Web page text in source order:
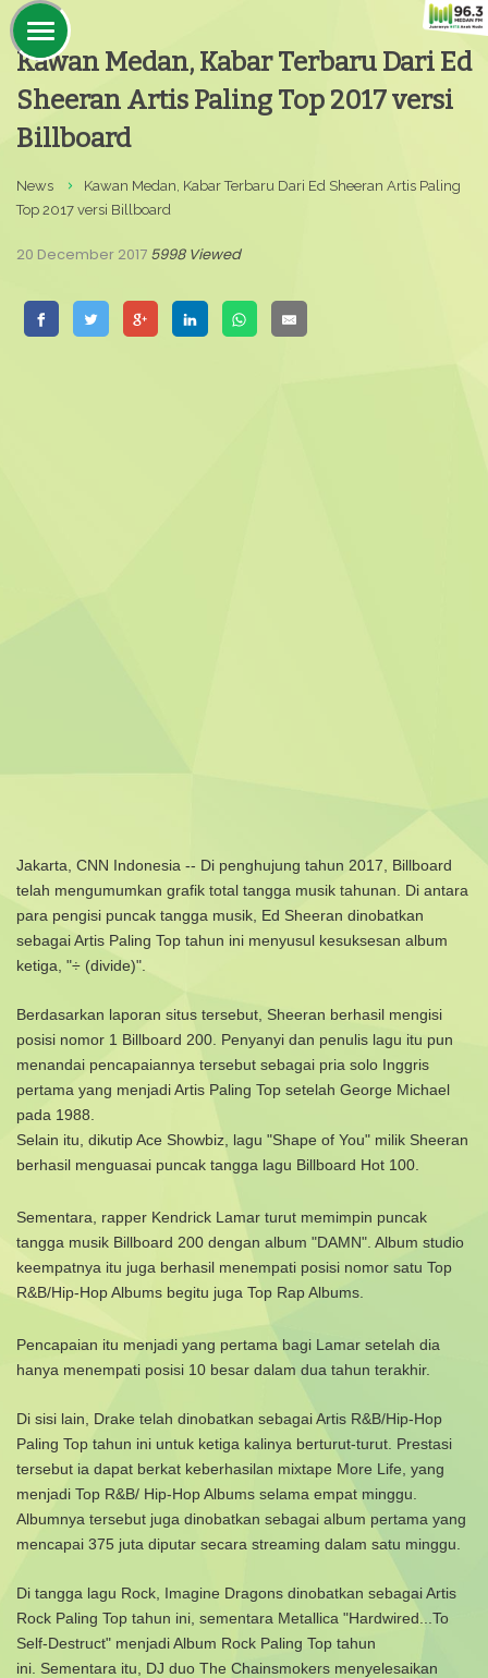
Kawan Medan, Kabar Terbaru Dari Ed
Sheeran Artis Paling Top 2017 versi
Billboard
News
Kawan Medan, Kabar Terbaru Dari Ed Sheeran Artis Paling
Top 2017 versi Billboard
20 December 2017 5998 Viewed
Jakarta, CNN Indonesia -- Di penghujung tahun 2017, Billboard
telah mengumumkan grafik total tangga musik tahunan. Di antara
para pengisi puncak tangga musik, Ed Sheeran dinobatkan
sebagai Artis Paling Top tahun ini menyusul kesuksesan album
ketiga, "÷ (divide)".
Berdasarkan laporan situs tersebut, Sheeran berhasil mengisi
posisi nomor 1 Billboard 200. Penyanyi dan penulis lagu itu pun
menandai pencapaiannya tersebut sebagai pria solo Inggris
pertama yang menjadi Artis Paling Top setelah George Michael
pada 1988.
Selain itu, dikutip Ace Showbiz, lagu "Shape of You" milik Sheeran
berhasil menguasai puncak tangga lagu Billboard Hot 100.
Sementara, rapper Kendrick Lamar turut memimpin puncak
tangga musik Billboard 200 dengan album "DAMN". Album studio
keempatnya itu juga berhasil menempati posisi nomor satu Top
R&B/Hip-Hop Albums begitu juga Top Rap Albums.
Pencapaian itu menjadi yang pertama bagi Lamar setelah dia
hanya menempati posisi 10 besar dalam dua tahun terakhir.
Di sisi lain, Drake telah dinobatkan sebagai Artis R&B/Hip-Hop
Paling Top tahun ini untuk ketiga kalinya berturut-turut. Prestasi
tersebut ia dapat berkat keberhasilan mixtape More Life, yang
menjadi Top R&B/ Hip-Hop Albums selama empat minggu.
Albumnya tersebut juga dinobatkan sebagai album pertama yang
mencapai 375 juta diputar secara streaming dalam satu minggu.
Di tangga lagu Rock, Imagine Dragons dinobatkan sebagai Artis
Rock Paling Top tahun ini, sementara Metallica "Hardwired...To
Self-Destruct" menjadi Album Rock Paling Top tahun
ini. Sementara itu, DJ duo The Chainsmokers menyelesaikan